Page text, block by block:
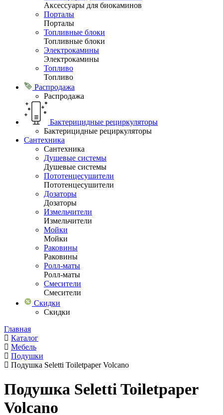
Аксессуары для биокаминов
Порталы
Порталы
Топливные блоки
Топливные блоки
Электрокамины
Электрокамины
Топливо
Топливо
Распродажа
Распродажа
Бактерицидные рециркуляторы
Бактерицидные рециркуляторы
Сантехника
Сантехника
Душевые системы
Душевые системы
Пототенцесушители
Пототенцесушители
Дозаторы
Дозаторы
Измельчители
Измельчители
Мойки
Мойки
Раковины
Раковины
Ролл-маты
Ролл-маты
Смесители
Смесители
Скидки
Скидки
Главная
Каталог
Мебель
Подушки
Подушка Seletti Toiletpaper Volcano
Подушка Seletti Toiletpaper
Volcano